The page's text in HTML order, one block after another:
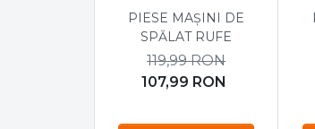
buc
PIESE MAȘINI DE
SPĂLAT RUFE
107,99 RON
119,99RON